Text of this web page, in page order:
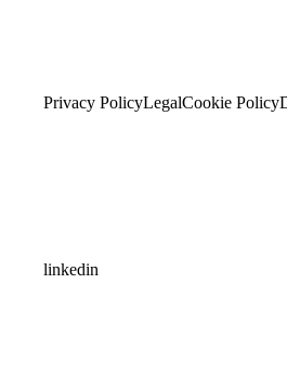
Privacy PolicyLegalCookie Policy
linkedin